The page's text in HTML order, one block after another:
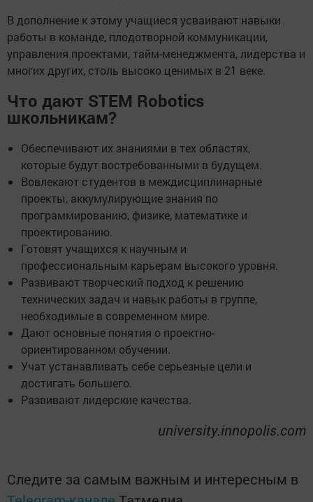
В дополнение к этому учащиеся усваивают навыки
работы в команде, плодотворной коммуникации,
управления проектами, тайм-менеджмента, лидерства и
многих других, столь высоко ценимых в 21 веке.
Что дают STEM Robotics
школьникам?
Обеспечивают их знаниями в тех областях,
которые будут востребованными в будущем.
Вовлекают студентов в междисциплинарные
проекты, аккумулирующие знания по
программированию, физике, математике и
проектированию.
Готовят учащихся к научным и
профессиональным карьерам высокого уровня.
Развивают творческий подход к решению
технических задач и навык работы в группе,
необходимые в современном мире.
Дают основные понятия о проектно-
ориентированном обучении.
Учат устанавливать себе серьезные цели и
достигать большего.
Развивают лидерские качества.
university.innopolis.com
Следите за самым важным и интересным в